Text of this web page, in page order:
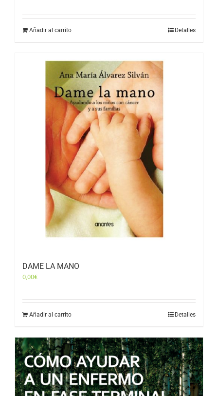
Añadir al carrito Detalles
DAME LA MANO
0,00€
Añadir al carrito Detalles